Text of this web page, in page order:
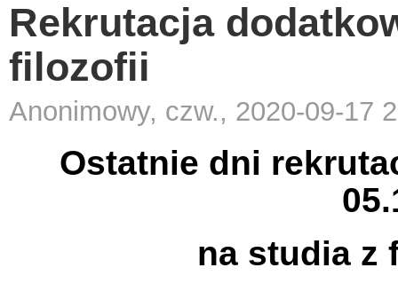
Rekrutacja
filozofii
Anonimowy, czw., 2020-09-17
Ostatnie dni
na studia z